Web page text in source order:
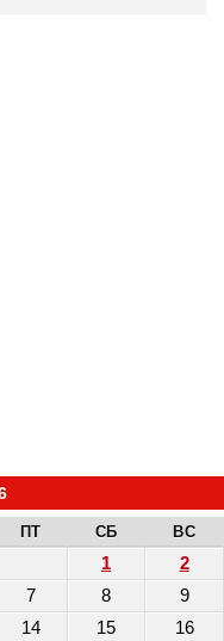
ПТ СБ ВС
1
2
7 8
9
14 15
16